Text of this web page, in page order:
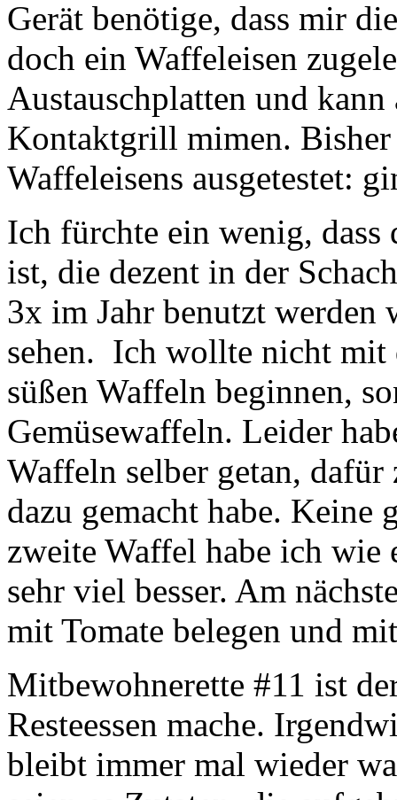
Gerät benötige, dass mir
doch ein Waffeleisen
Austauschplatten und
Kontaktgrill mimen.
Waffeleisens ausgetestet:
Ich fürchte ein wenig, dass
ist, die dezent in der
3x im Jahr benutzt
sehen. Ich wollte nicht mit
süßen Waffeln beginnen,
Gemüsewaffeln. Leider
Waffeln selber getan,
dazu gemacht habe.
zweite Waffel habe ich
sehr viel besser. Am
mit Tomate belegen und
Mitbewohnerette #11 ist
Resteessen mache.
bleibt immer mal wieder